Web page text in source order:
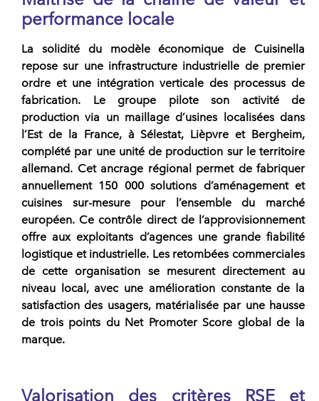
performance locale
La solidité du modèle économique de Cuisinella
repose sur une infrastructure industrielle de premier
ordre et une intégration verticale des processus de
fabrication. Le groupe pilote son activité de
production via un maillage d’usines localisées dans
l’Est de la France, à Sélestat, Lièpvre et Bergheim,
complété par une unité de production sur le territoire
allemand. Cet ancrage régional permet de fabriquer
annuellement 150 000 solutions d’aménagement et
cuisines sur-mesure pour l’ensemble du marché
européen. Ce contrôle direct de l’approvisionnement
offre aux exploitants d’agences une grande fiabilité
logistique et industrielle. Les retombées commerciales
de cette organisation se mesurent directement au
niveau local, avec une amélioration constante de la
satisfaction des usagers, matérialisée par une hausse
de trois points du Net Promoter Score global de la
marque.
Valorisation des critères RSE et